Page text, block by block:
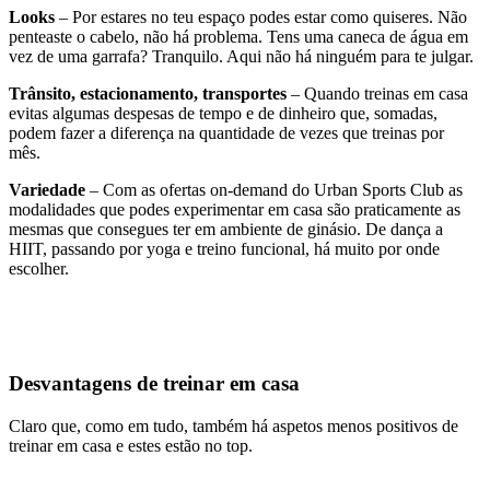
Looks – Por estares no teu espaço podes estar como quiseres. Não
penteaste o cabelo, não há problema. Tens uma caneca de água em
vez de uma garrafa? Tranquilo. Aqui não há ninguém para te julgar.
Trânsito, estacionamento, transportes – Quando treinas em casa
evitas algumas despesas de tempo e de dinheiro que, somadas,
podem fazer a diferença na quantidade de vezes que treinas por
mês.
Variedade – Com as ofertas on-demand do Urban Sports Club as
modalidades que podes experimentar em casa são praticamente as
mesmas que consegues ter em ambiente de ginásio. De dança a
HIIT, passando por yoga e treino funcional, há muito por onde
escolher.
Desvantagens de treinar em casa
Claro que, como em tudo, também há aspetos menos positivos de
treinar em casa e estes estão no top.